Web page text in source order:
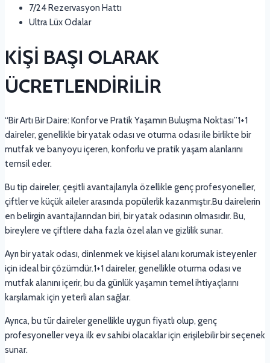
7/24 Rezervasyon Hattı
Ultra Lüx Odalar
KİŞİ BAŞI OLARAK
ÜCRETLENDİRİLİR
“Bir Artı Bir Daire: Konfor ve Pratik Yaşamın Buluşma Noktası”1+1
daireler, genellikle bir yatak odası ve oturma odası ile birlikte bir
mutfak ve banyoyu içeren, konforlu ve pratik yaşam alanlarını
temsil eder.
Bu tip daireler, çeşitli avantajlarıyla özellikle genç profesyoneller,
çiftler ve küçük aileler arasında popülerlik kazanmıştır.Bu dairelerin
en belirgin avantajlarından biri, bir yatak odasının olmasıdır. Bu,
bireylere ve çiftlere daha fazla özel alan ve gizlilik sunar.
Ayrı bir yatak odası, dinlenmek ve kişisel alanı korumak isteyenler
için ideal bir çözümdür.1+1 daireler, genellikle oturma odası ve
mutfak alanını içerir, bu da günlük yaşamın temel ihtiyaçlarını
karşılamak için yeterli alan sağlar.
Ayrıca, bu tür daireler genellikle uygun fiyatlı olup, genç
profesyoneller veya ilk ev sahibi olacaklar için erişilebilir bir seçenek
sunar.